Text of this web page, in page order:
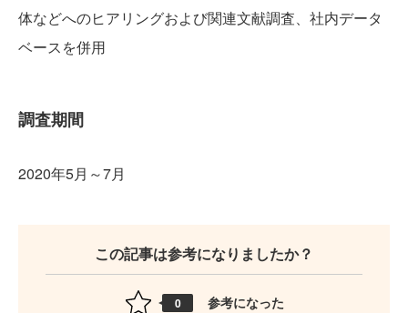
体などへのヒアリングおよび関連文献調査、社内データ
ベースを併用
調査期間
2020年5月～7月
この記事は参考になりましたか？
0 参考になった